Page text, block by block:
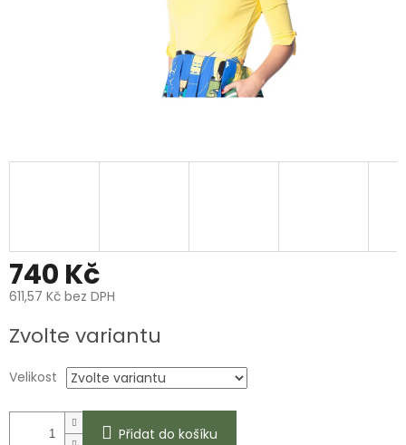
740 Kč
611,57 Kč bez DPH
cena:
Zvolte variantu
Velikost
Přidat do košíku